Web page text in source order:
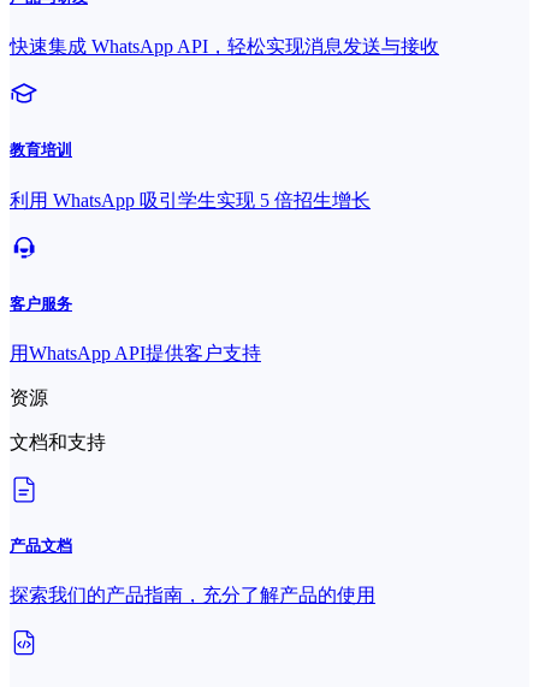
快速集成 WhatsApp API，轻松实现消息发送与接收
教育培训
利用 WhatsApp 吸引学生实现 5 倍招生增长
客户服务
用WhatsApp API提供客户支持
资源
文档和支持
产品文档
探索我们的产品指南，充分了解产品的使用